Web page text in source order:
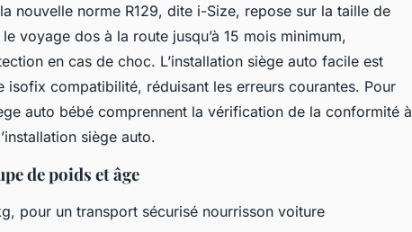
nouvelle norme R129, dite i-Size, repose sur la taille de
voyage dos à la route jusqu’à 15 mois minimum,
en cas de choc. L’installation siège auto facile est
isofix compatibilité, réduisant les erreurs courantes. Pour
auto bébé comprennent la vérification de la conformité à
siège auto.
de poids et âge
pour un transport sécurisé nourrisson voiture